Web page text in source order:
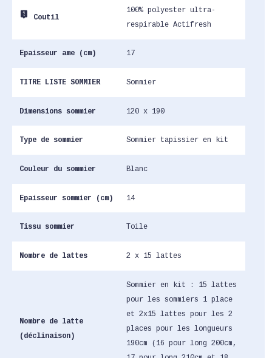
live_help Coutil
100% polyester ultra-
respirable Actifresh
Epaisseur ame (cm) 17
TITRE LISTE SOMMIER Sommier
Dimensions sommier 120 x 190
Type de sommier Sommier tapissier en kit
Couleur du sommier Blanc
Epaisseur sommier (cm) 14
Tissu sommier Toile
Nombre de lattes 2 x 15 lattes
Nombre de latte
(déclinaison)
Sommier en kit : 15 lattes
pour les sommiers 1 place
et 2x15 lattes pour les 2
places pour les longueurs
190cm (16 pour long 200cm,